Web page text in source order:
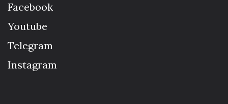
Facebook
Youtube
Telegram
Instagram